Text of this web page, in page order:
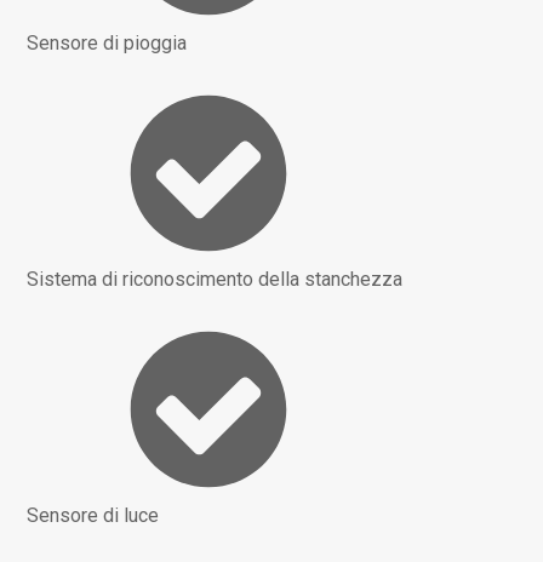
Sensore di pioggia
Sistema di riconoscimento della stanchezza
Sensore di luce